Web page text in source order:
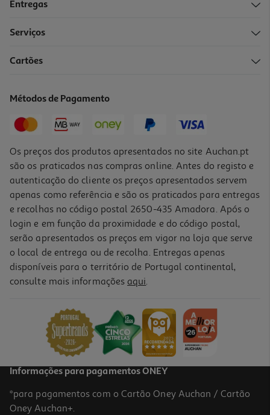
Entregas
Serviços
Cartões
Métodos de Pagamento
Os preços dos produtos apresentados no site Auchan.pt
são os praticados nas compras online. Antes do registo e
autenticação do cliente os preços apresentados servem
apenas como referência e são os praticados para entregas
e recolhas no código postal 2650-435 Amadora. Após o
login e em função da proximidade e do código postal,
serão apresentados os preços em vigor na loja que serve
o local de entrega ou de recolha. Entregas apenas
disponíveis para o território de Portugal continental,
consulte mais informações aqui.
Informações para pagamentos ONEY
*para pagamentos com o Cartão Oney Auchan / Cartão
Oney Auchan+.